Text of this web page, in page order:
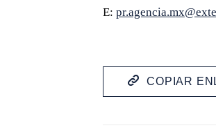
E:
COPIAR